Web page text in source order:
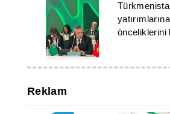
önceliklerini
Reklam